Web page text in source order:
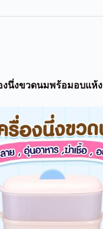
งนึ่งขวดนมพร้อมอบแห้ง